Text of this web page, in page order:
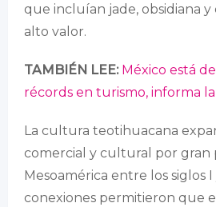
que incluían jade, obsidiana y
alto valor.
TAMBIÉN LEE: México está
récords en turismo, informa
La cultura teotihuacana
comercial y cultural por gran
Mesoamérica entre los siglos I
conexiones permitieron que